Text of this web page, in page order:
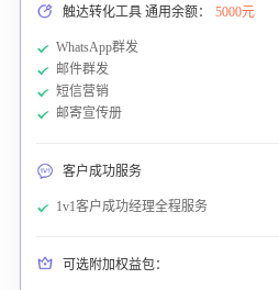
触达转化工具 通用余额： 5000元
WhatsApp群发
邮件群发
短信营销
邮寄宣传册
客户成功服务
1v1客户成功经理全程服务
可选附加权益包：